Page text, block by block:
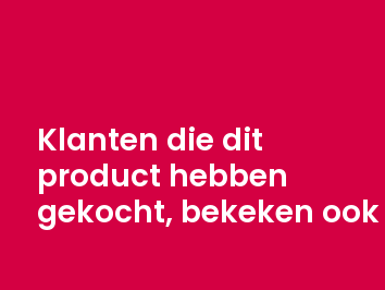
Klanten die dit
product hebben
gekocht, bekeken ook